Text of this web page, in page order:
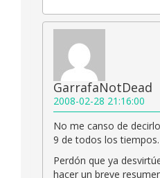
GarrafaNotDead
2008-02-28 21:16:00
No me canso de
9 de todos los
Perdón que ya
hacer un breve